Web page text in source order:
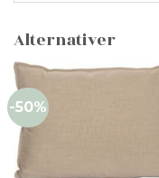
Alternativer
-50%